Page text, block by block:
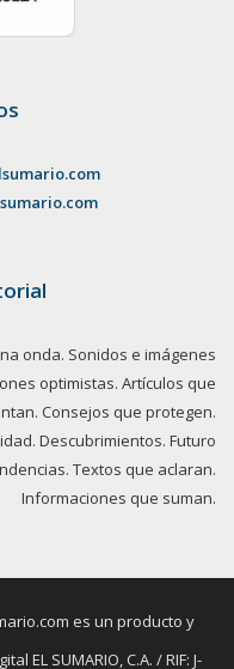
onda. Sonidos e imágenes
optimistas. Artículos que
Consejos que protegen.
Descubrimientos. Futuro
Textos que aclaran.
Informaciones que suman.
es un producto y
EL SUMARIO, C.A. / RIF: J-